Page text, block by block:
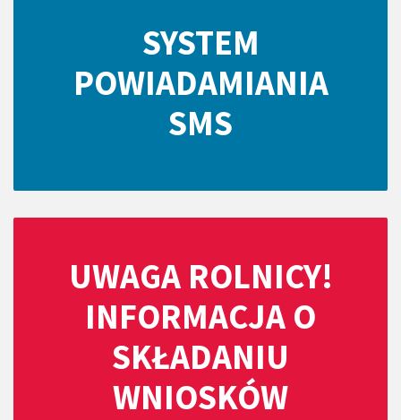
SYSTEM
POWIADAMIANIA
SMS
UWAGA ROLNICY!
INFORMACJA O
SKŁADANIU
WNIOSKÓW